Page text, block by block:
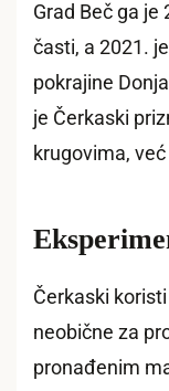
Grad Beč ga
časti, a 2021.
pokrajine
je Čerkaski
krugovima,
Čerkaski
neobične za
pronađenim